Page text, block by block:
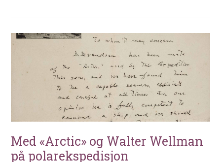
Med «Arctic» og Walter Wellman
på polarekspedisjon